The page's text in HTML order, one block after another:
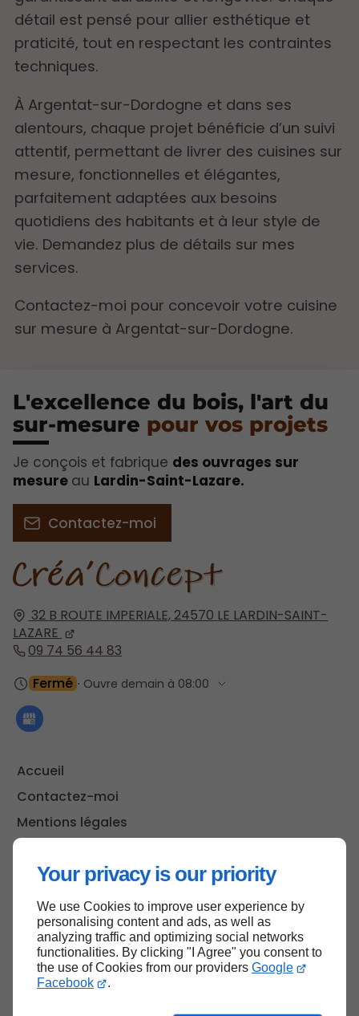
Your privacy is our priority
We use Cookies to improve user experience by
personalising content and ads, as well as
analyzing traffic and optimizing social networks
functionalities. By clicking "I Agree" you consent to
the use of Cookies from our providers Google
Facebook
.
détail est pensé pour allier esthétique et
praticité, tout en respectant les contraintes
techniques.
À Argentat-sur-Dordogne et dans ses
alentours, chaque projet bénéficie d’un suivi
attentif, permettant de livrer des cuisines sur
mesure, fonctionnelles et élégantes,
parfaitement adaptées aux besoins
quotidiens des habitants et à leur style de
vie. Demandez plus de détails sur mes
services.
Contactez-moi pour concevoir votre cuisine
sur mesure à Argentat-sur-Dordogne.
32 B ROUTE IMPERIALE, 24570 LE LARDIN-SAINT-
LAZARE
09 74 56 44 83
Fermé ⋅ Ouvre demain à 08:00
Accueil
Contactez-moi
Mentions légales
L'excellence du bois, l'art du
sur-mesure pour vos projets​
Je conçois et fabrique des ouvrages sur
mesure au Lardin-Saint-Lazare.
Contactez-moi
Haut de page